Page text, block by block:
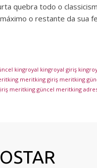
quebra todo o
o restante da sua
kingroyal kingroyal giriş
meritking giriş meritking
meritking güncel meritking